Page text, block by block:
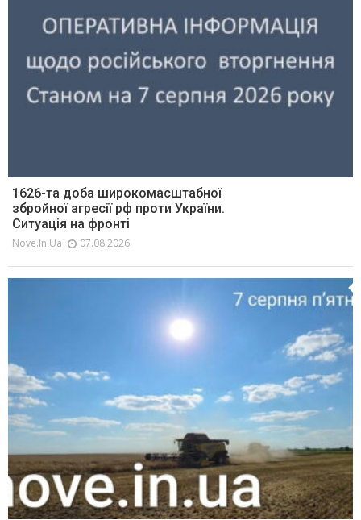
1626-та доба широкомасштабної
збройної агресії рф проти України.
Ситуація на фронті
Nove.in.ua 07.08.2026